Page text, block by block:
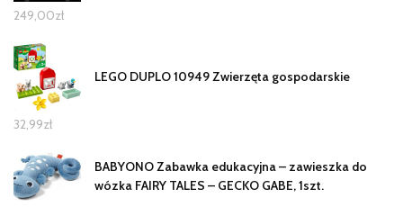
249,00zł
LEGO DUPLO 10949 Zwierzęta gospodarskie
32,99zł
BABYONO Zabawka edukacyjna – zawieszka do
wózka FAIRY TALES – GECKO GABE, 1szt.